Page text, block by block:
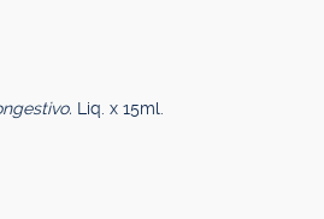
Liq. x 15ml.